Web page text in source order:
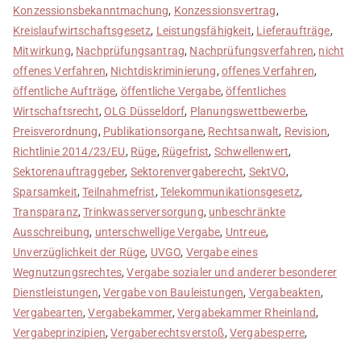
Konzessionsbekanntmachung, Konzessionsvertrag,
Kreislaufwirtschaftsgesetz, Leistungsfähigkeit, Lieferaufträge,
Mitwirkung, Nachprüfungsantrag, Nachprüfungsverfahren, nicht
offenes Verfahren, Nichtdiskriminierung, offenes Verfahren,
öffentliche Aufträge, öffentliche Vergabe,öffentliches
Wirtschaftsrecht,OLG Düsseldorf, Planungswettbewerbe,
Preisverordnung, Publikationsorgane, Rechtsanwalt, Revision,
Richtlinie 2014/23/EU, Rüge, Rügefrist, Schwellenwert,
Sektorenauftraggeber, Sektorenvergaberecht, SektVO,
Sparsamkeit,Teilnahmefrist, Telekommunikationsgesetz,
Transparanz,Trinkwasserversorgung, unbeschränkte
Ausschreibung, unterschwellige Vergabe, Untreue,
Unverzüglichkeit der Rüge, UVGO, Vergabe eines
Wegnutzungsrechtes,Vergabe sozialer und anderer besonderer
Dienstleistungen,Vergabe von Bauleistungen, Vergabeakten,
Vergabearten,Vergabekammer, Vergabekammer Rheinland,
Vergabeprinzipien,Vergaberechtsverstoß, Vergabesperre,